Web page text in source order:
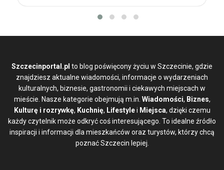
Szczecinportal.pl to blog poświęcony życiu w Szczecinie, gdzie
znajdziesz aktualne wiadomości, informacje o wydarzeniach
kulturalnych, biznesie, gastronomii i ciekawych miejscach w
mieście. Nasze kategorie obejmują m.in. Wiadomości, Biznes,
Kulturę i rozrywkę, Kuchnię, Lifestylei Miejsca, dzięki czemu
każdy czytelnik może odkryć coś interesującego. To idealne źródło
inspiracji i informacji dla mieszkańców oraz turystów, którzy chcą
poznać Szczecin lepiej.